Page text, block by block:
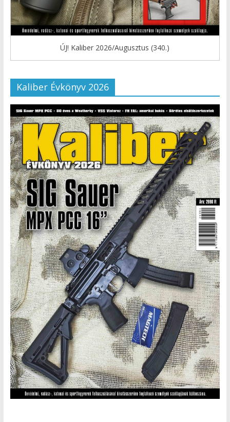
ÚJ! Kaliber 2026/Augusztus (340.)
Kaliber Évkönyv 2026